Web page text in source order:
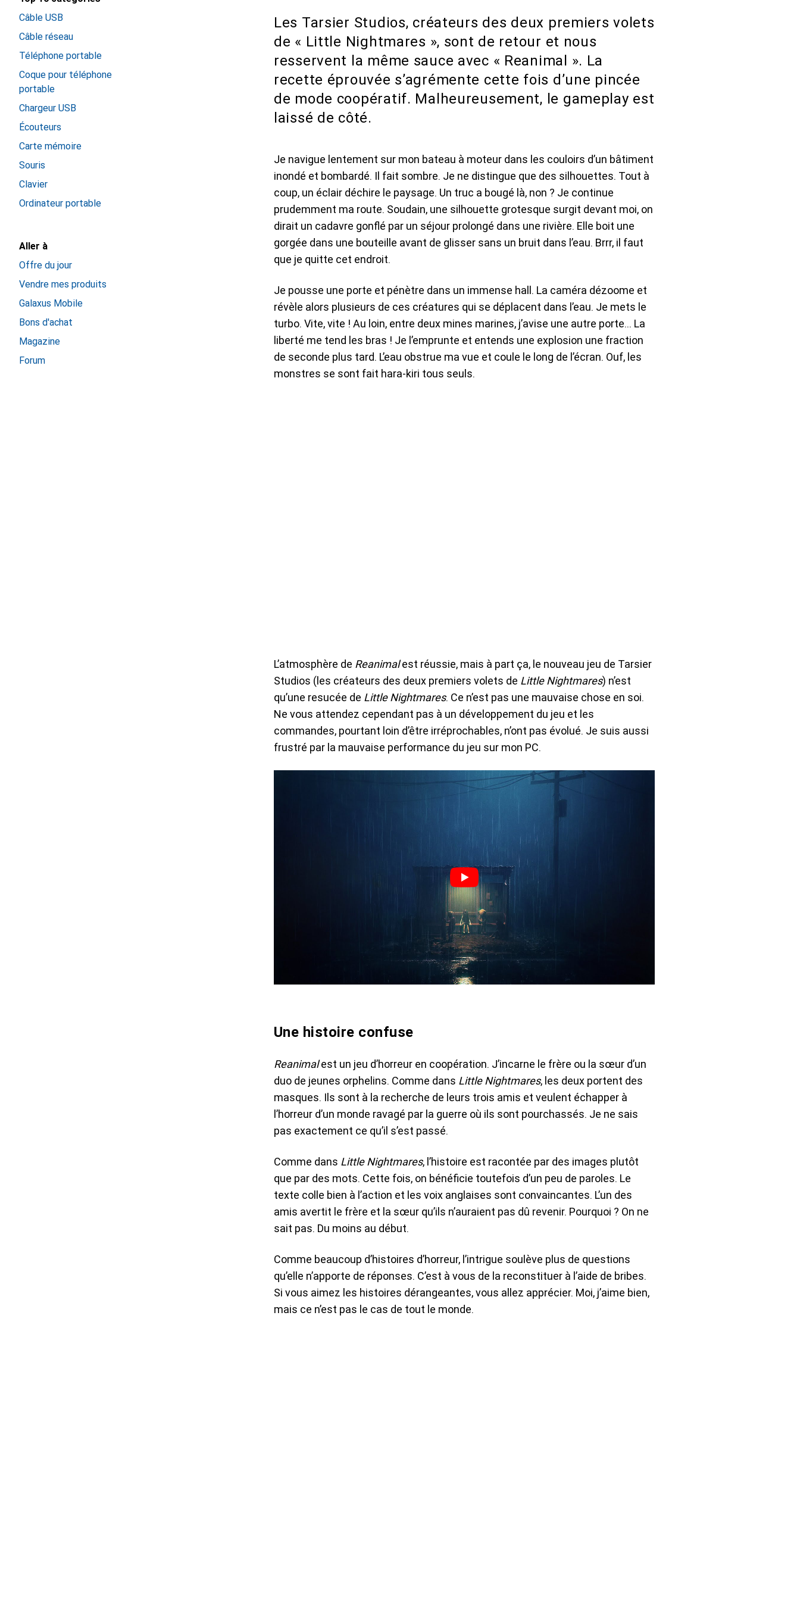
Câble USB
Câble réseau
Téléphone portable
Coque pour téléphone
portable
Chargeur USB
Écouteurs
Carte mémoire
Souris
Clavier
Ordinateur portable
Aller à
Offre du jour
Vendre mes produits
Galaxus Mobile
Bons d'achat
Magazine
Forum
Les Tarsier Studios, créateurs des deux premiers volets
de « Little Nightmares », sont de retour et nous
resservent la même sauce avec « Reanimal ». La
recette éprouvée s’agrémente cette fois d’une pincée
de mode coopératif. Malheureusement, le gameplay est
laissé de côté.
Je navigue lentement sur mon bateau à moteur dans les couloirs d’un bâtiment
inondé et bombardé. Il fait sombre. Je ne distingue que des silhouettes. Tout à
coup, un éclair déchire le paysage. Un truc a bougé là, non ? Je continue
prudemment ma route. Soudain, une silhouette grotesque surgit devant moi, on
dirait un cadavre gonflé par un séjour prolongé dans une rivière. Elle boit une
gorgée dans une bouteille avant de glisser sans un bruit dans l’eau. Brrr, il faut
que je quitte cet endroit.
Je pousse une porte et pénètre dans un immense hall. La caméra dézoome et
révèle alors plusieurs de ces créatures qui se déplacent dans l’eau. Je mets le
turbo. Vite, vite ! Au loin, entre deux mines marines, j’avise une autre porte… La
liberté me tend les bras ! Je l’emprunte et entends une explosion une fraction
de seconde plus tard. L’eau obstrue ma vue et coule le long de l’écran. Ouf, les
monstres se sont fait hara-kiri tous seuls.
L’atmosphère de Reanimalest réussie, mais à part ça, le nouveau jeu de Tarsier
Studios (les créateurs des deux premiers volets de Little Nightmares) n’est
qu’une resucée de Little Nightmares. Ce n’est pas une mauvaise chose en soi.
Ne vous attendez cependant pas à un développement du jeu et les
commandes, pourtant loin d’être irréprochables, n’ont pas évolué. Je suis aussi
frustré par la mauvaise performance du jeu sur mon PC.
Une histoire confuse
Reanimalest un jeu d’horreur en coopération. J’incarne le frère ou la sœur d’un
duo de jeunes orphelins. Comme dans Little Nightmares, les deux portent des
masques. Ils sont à la recherche de leurs trois amis et veulent échapper à
l’horreur d’un monde ravagé par la guerre où ils sont pourchassés. Je ne sais
pas exactement ce qu’il s’est passé.
Comme dans Little Nightmares, l’histoire est racontée par des images plutôt
que par des mots. Cette fois, on bénéficie toutefois d’un peu de paroles. Le
texte colle bien à l’action et les voix anglaises sont convaincantes. L’un des
amis avertit le frère et la sœur qu’ils n’auraient pas dû revenir. Pourquoi ? On ne
sait pas. Du moins au début.
Comme beaucoup d’histoires d’horreur, l’intrigue soulève plus de questions
qu’elle n’apporte de réponses. C’est à vous de la reconstituer à l’aide de bribes.
Si vous aimez les histoires dérangeantes, vous allez apprécier. Moi, j’aime bien,
mais ce n’est pas le cas de tout le monde.